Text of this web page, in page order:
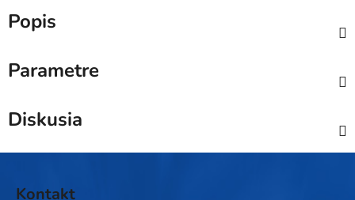
Popis
Parametre
Diskusia
Kontakt